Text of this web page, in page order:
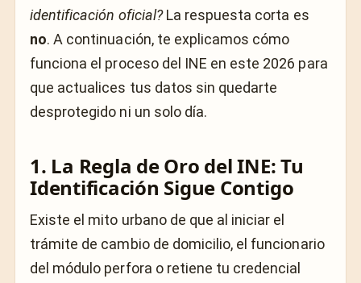
identificación oficial?La respuesta corta es
no. A continuación, te explicamos cómo
funciona el proceso del INE en este 2026 para
que actualices tus datos sin quedarte
desprotegido ni un solo día.
1. La Regla de Oro del INE: Tu
Identificación Sigue Contigo
Existe el mito urbano de que al iniciar el
trámite de cambio de domicilio, el funcionario
del módulo perfora o retiene tu credencial